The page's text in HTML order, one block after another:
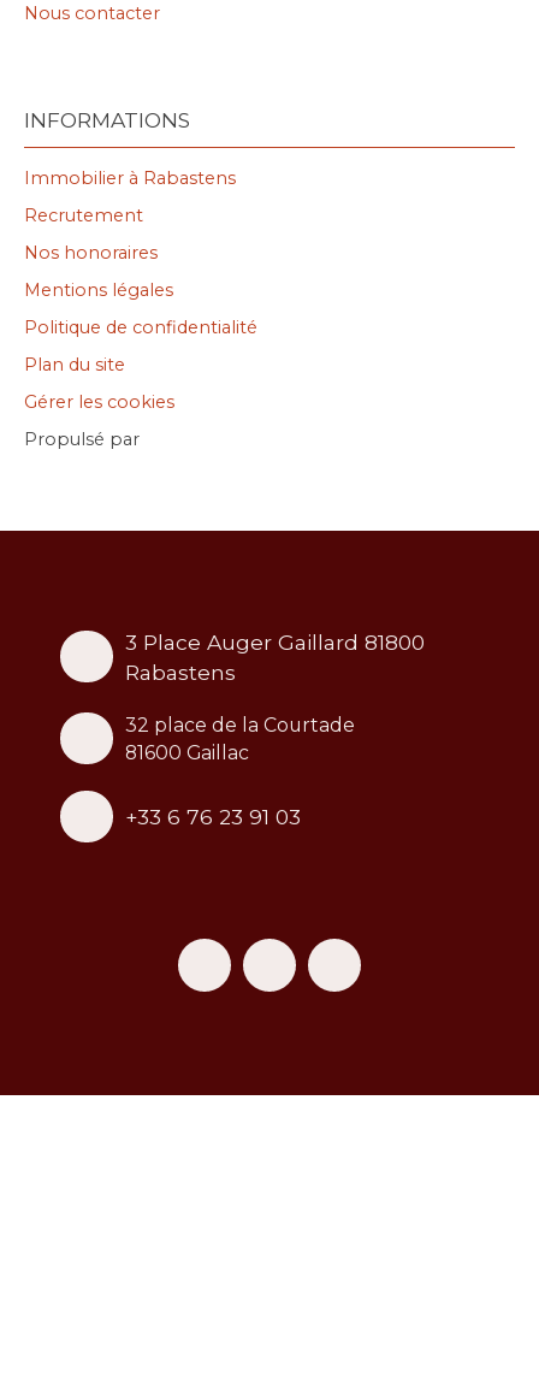
Nous contacter
INFORMATIONS
Immobilier à Rabastens
Recrutement
Nos honoraires
Mentions légales
Politique de confidentialité
Plan du site
Gérer les cookies
Propulsé par
3 Place Auger Gaillard 81800
Rabastens
32 place de la Courtade
81600 Gaillac
+33 6 76 23 91 03